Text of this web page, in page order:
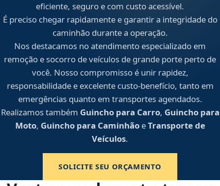
eficiente, seguro e com custo acessível.
É preciso chegar rapidamente e garantir a integridade do
caminhão durante a operação.
Nos destacamos no atendimento especializado em
remoção e socorro de veículos de grande porte perto de
você. Nosso compromisso é unir rapidez,
responsabilidade e excelente custo-benefício, tanto em
emergências quanto em transportes agendados.
Realizamos também Guincho para Carro, Guincho para
Moto, Guincho para CaminhãoeTransporte de
Veículos.
SOLICITE SEU ORÇAMENTO